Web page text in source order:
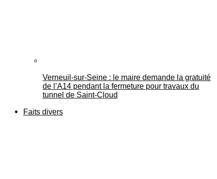
Verneuil-sur-Seine : le maire demande la gratuité
de l’A14 pendant la fermeture pour travaux du
tunnel de Saint-Cloud
Faits divers